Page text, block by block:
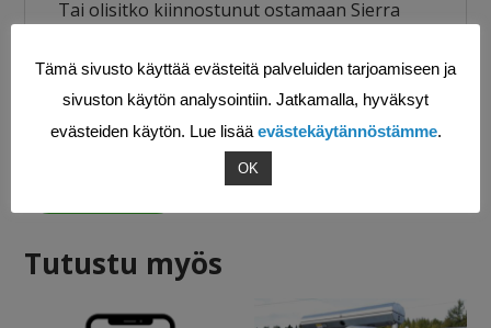
Tai olisitko kiinnostunut ostamaan Sierra
Tutustu myös
Tämä sivusto käyttää evästeitä palveluiden tarjoamiseen ja
sivuston käytön analysointiin. Jatkamalla, hyväksyt
evästeiden käytön. Lue lisää evästekäytännöstämme.
OK